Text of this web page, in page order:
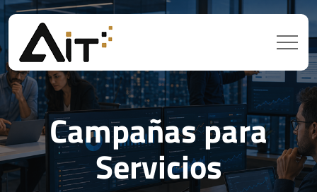
Campañas para
Servicios